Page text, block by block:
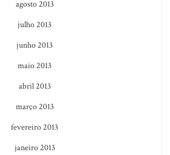
agosto 2013
julho 2013
junho 2013
maio 2013
abril 2013
março 2013
fevereiro 2013
janeiro 2013